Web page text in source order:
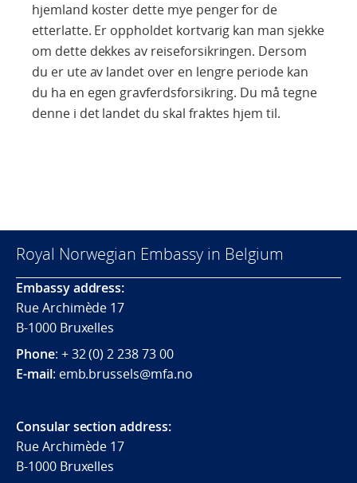
hjemland koster dette mye penger for de
etterlatte. Er oppholdet kortvarig kan man sjekke
om dette dekkes av reiseforsikringen. Dersom
du er ute av landet over en lengre periode kan
du ha en egen gravferdsforsikring. Du må tegne
denne i det landet du skal fraktes hjem til.
Royal Norwegian Embassy in Belgium
Embassy address:
Rue Archimède 17
B-1000 Bruxelles
Phone: + 32 (0) 2 238 73 00
E-mail: emb.brussels@mfa.no
Consular section address:
Rue Archimède 17
B-1000 Bruxelles